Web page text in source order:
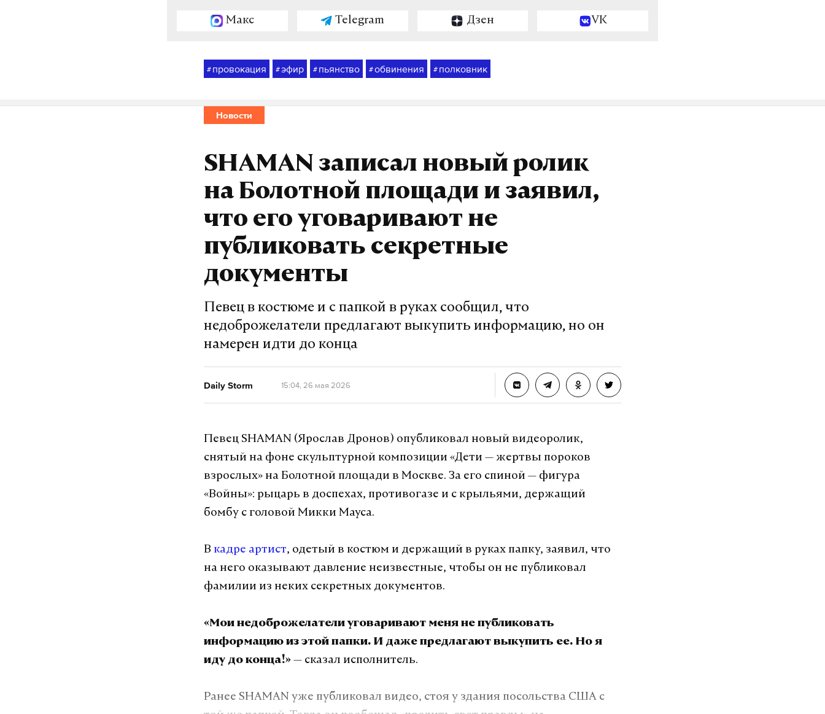
Макс Telegram Дзен VK
# провокация #эфир # пьянство #обвинения # полковник
Новости
SHAMAN записал новый ролик
на Болотной площади и заявил,
что его уговаривают не
публиковать секретные
документы
Певец в костюме и с папкой в руках сообщил, что
недоброжелатели предлагают выкупить информацию, но он
намерен идти до конца
Daily Storm 15:04, 26 мая 2026
Певец SHAMAN (Ярослав Дронов) опубликовал новый видеоролик,
снятый на фоне скульптурной композиции «Дети — жертвы пороков
взрослых» на Болотной площади в Москве. За его спиной — фигура
«Войны»: рыцарь в доспехах, противогазе и с крыльями, держащий
бомбу с головой Микки Мауса.
В кадре артист, одетый в костюм и держащий в руках папку, заявил, что
на него оказывают давление неизвестные, чтобы он не публиковал
фамилии из неких секретных документов.
«Мои недоброжелатели уговаривают меня не публиковать
информацию из этой папки. И даже предлагают выкупить ее. Но я
иду до конца!» — сказал исполнитель.
Ранее SHAMAN уже публиковал видео, стоя у здания посольства США с